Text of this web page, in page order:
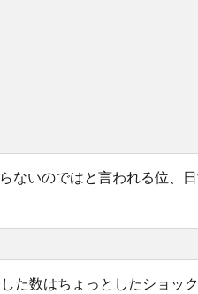
ないのではと言われる位、
た数はちょっとしたショッ